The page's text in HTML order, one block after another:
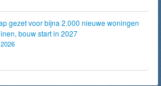
gezet voor bijna 2.000 nieuwe woningen
bouw start in 2027